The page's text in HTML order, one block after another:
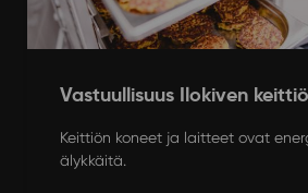
Vastuullisuus Ilokiven
Keittiön koneet ja laitteet ovat
älykkäitä.